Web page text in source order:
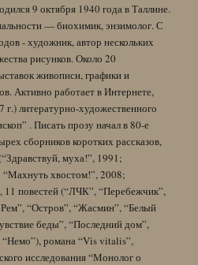
9 октября 1940 года в Таллине.
— биохимик, энзимолог. С
- художник, автор нескольких
рисунков. Около 20
живописи, графики и
Активно работает в Интернете,
г.) литературно-художественного
. Писать прозу начал в 80-е
сборников коротких рассказов,
муха!”, 1991;
хвостом!”, 2008;
11 повестей (“ЛЧК”, “Перебежчик”,
“Остров”, “Жасмин”, “Белый
беды”, “Последний дом”,
романа “Vis vitalis”,
исследования “Монолог о